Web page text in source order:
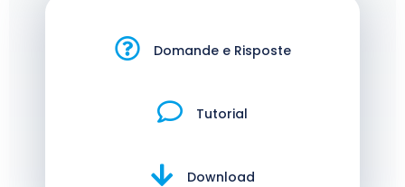
Domande e Risposte
Tutorial
Download